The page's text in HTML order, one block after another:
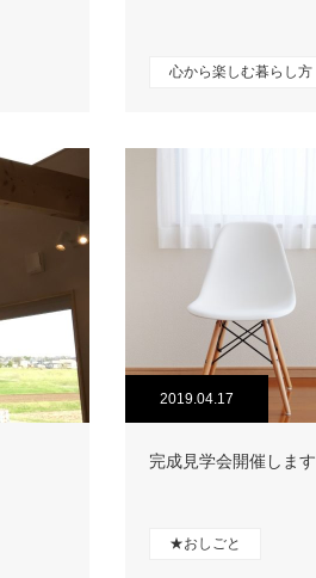
心から楽しむ暮らし方
2019.04.17
完成見学会開催します
★おしごと